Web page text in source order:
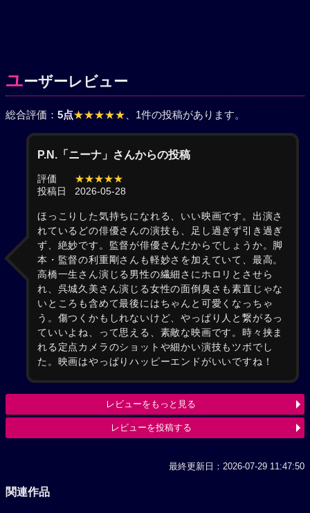
ユーザーレビュー
総合評価： 5点★★★★★ 、1件の投稿があります。
P.N.「ニーナ」さんからの投稿
評価
★★★★★
投稿日
2026-05-28
ほっこりした気持ちになれる、いい映画です。出演さ
れているどの俳優さんの演技も、足し過ぎず引き過ぎ
ず、絶妙です。監督が俳優さんだからでしょうか。脚
本・監督の利重剛さんも軽妙さを加えていて、最高。
高橋一生さん演じる男性の繊細さにホロリとさせら
れ、呉城久美さん演じる女性の面倒臭さも素直じゃな
いところも含めて最後にはちゃんと可愛くなっちゃ
う。傷つくかもしれないけど、やっぱり人と繋がるっ
ていいよね、って思える、素敵な映画です。時々挟ま
れる定点カメラのショットや細かい演技もツボでし
た。映画はやっぱりハッピーエンドがいいですね！
レビューをもっと見る
レビューを投稿する
最終更新日：2026-07-29 11:47:50
関連作品